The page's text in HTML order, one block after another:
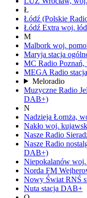
Ł
Łódź (Polskie
Łódź Extra woj.
M
Malbork woj.
Maryja stacja
MC Radio Poznań,
MEGA Radio
Meloradio
Muzyczne Radio
DAB+)
N
Nadzieja Łomża,
Nakło woj.
Nasze Radio
Nasze Radio
DAB+)
Niepokalanów woj.
Norda FM
Nowy Świat RNŚ
Nuta stacja DAB+